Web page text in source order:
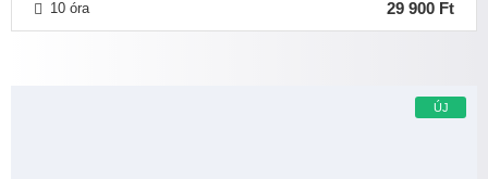
10 óra 29 900 Ft
ÚJ